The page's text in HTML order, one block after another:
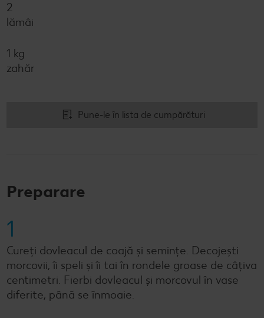
2
lămâi
1 kg
zahăr
Pune-le în lista de cumpărături
Preparare
1
Cureți dovleacul de coajă și semințe. Decojești
morcovii, îi speli și îi tai în rondele groase de câțiva
centimetri. Fierbi dovleacul și morcovul în vase
diferite, până se înmoaie.